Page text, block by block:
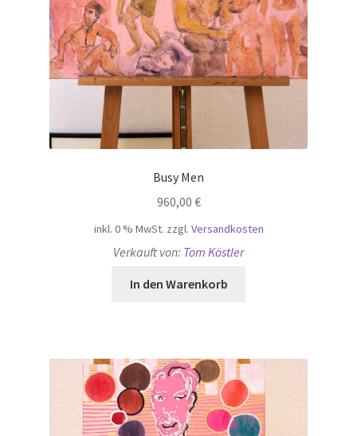
Busy Men
960,00 €
inkl. 0 % MwSt. zzgl. Versandkosten
Verkauft von: Tom Köstler
In den Warenkorb